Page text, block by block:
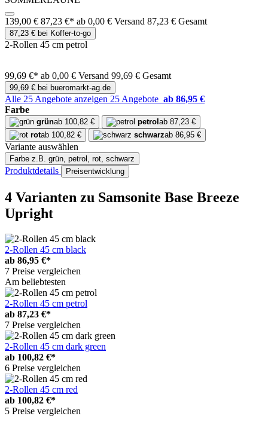
139,00 € 87,23 €* ab 0,00 € Versand 87,23 € Gesamt
87,23 € bei Koffer-to-go
2-Rollen 45 cm petrol
99,69 €* ab 0,00 € Versand 99,69 € Gesamt
99,69 € bei bueromarkt-ag.de
Alle 25 Angebote anzeigen 25 Angebote ab 86,95 €
Farbe
grünab 100,82 € petrol ab 87,23 €
rotab 100,82 € schwarzab 86,95 €
Variante auswählen
Farbe z.B. grün, petrol, rot, schwarz
Produktdetails Preisentwicklung
4 Varianten zu Samsonite Base Breeze
Upright
2-Rollen 45 cm black
ab 86,95 €*
7 Preise vergleichen
Am beliebtesten
2-Rollen 45 cm petrol
ab 87,23 €*
7 Preise vergleichen
2-Rollen 45 cm dark green
ab 100,82 €*
6 Preise vergleichen
2-Rollen 45 cm red
ab 100,82 €*
5 Preise vergleichen